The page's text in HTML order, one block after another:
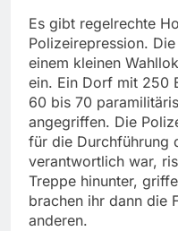
Es gibt regelrechte
Polizeirepression.
einem kleinen
ein. Ein Dorf mit 250
60 bis 70
angegriffen. Die
für die Durchführung
verantwortlich war,
Treppe hinunter,
brachen ihr dann die
anderen.